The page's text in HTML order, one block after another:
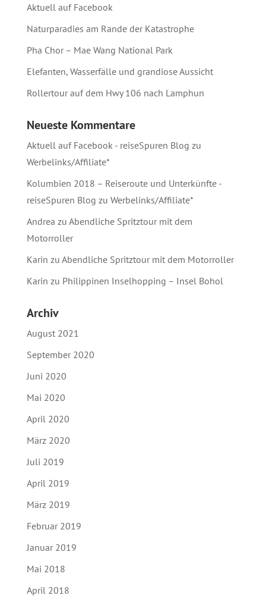
Aktuell auf Facebook
Naturparadies am Rande der Katastrophe
Pha Chor – Mae Wang National Park
Elefanten, Wasserfälle und grandiose Aussicht
Rollertour auf dem Hwy 106 nach Lamphun
Neueste Kommentare
Aktuell auf Facebook - reiseSpuren Blog zu
Werbelinks/Affiliate*
Kolumbien 2018 – Reiseroute und Unterkünfte -
reiseSpuren Blog zu Werbelinks/Affiliate*
Andrea zu Abendliche Spritztour mit dem
Motorroller
Karin zu Abendliche Spritztour mit dem Motorroller
Karin zu Philippinen Inselhopping – Insel Bohol
Archiv
August 2021
September 2020
Juni 2020
Mai 2020
April 2020
März 2020
Juli 2019
April 2019
März 2019
Februar 2019
Januar 2019
Mai 2018
April 2018